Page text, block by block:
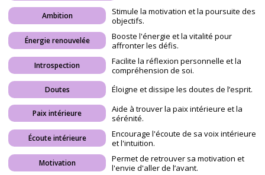
Ambition
Stimule la motivation et la poursuite des
objectifs.
Énergie renouvelée
Booste l'énergie et la vitalité pour
affronter les défis.
Introspection
Facilite la réflexion personnelle et la
compréhension de soi.
Doutes Éloigne et dissipe les doutes de l’esprit.
Paix intérieure
Aide à trouver la paix intérieure et la
sérénité.
Écoute intérieure
Encourage l'écoute de sa voix intérieure
et l'intuition.
Motivation
Permet de retrouver sa motivation et
l'envie d'aller de l’avant.